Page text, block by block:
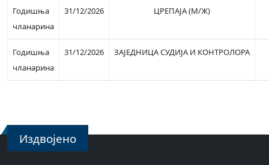
Годишња
чланарина
31/12/2026 ЦРЕПАЈА (М/Ж)
Годишња
чланарина
31/12/2026 ЗАЈЕДНИЦА СУДИЈА И КОНТРОЛОРА
Издвојено